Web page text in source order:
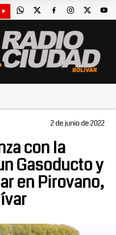
2 de junio de 2022
con la
Gasoducto y
en Pirovano,